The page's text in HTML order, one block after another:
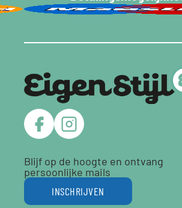
Blijf op de hoogte en ontvang
persoonlijke mails
INSCHRIJVEN